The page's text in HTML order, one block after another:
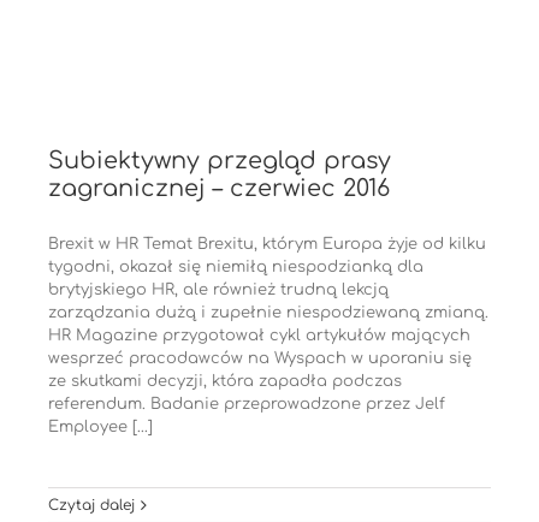
Subiektywny przegląd prasy
zagranicznej – czerwiec 2016
Brexit w HR Temat Brexitu, którym Europa żyje od kilku
tygodni, okazał się niemiłą niespodzianką dla
brytyjskiego HR, ale również trudną lekcją
zarządzania dużą i zupełnie niespodziewaną zmianą.
HR Magazine przygotował cykl artykułów mających
wesprzeć pracodawców na Wyspach w uporaniu się
ze skutkami decyzji, która zapadła podczas
referendum. Badanie przeprowadzone przez Jelf
Employee [...]
Czytaj dalej